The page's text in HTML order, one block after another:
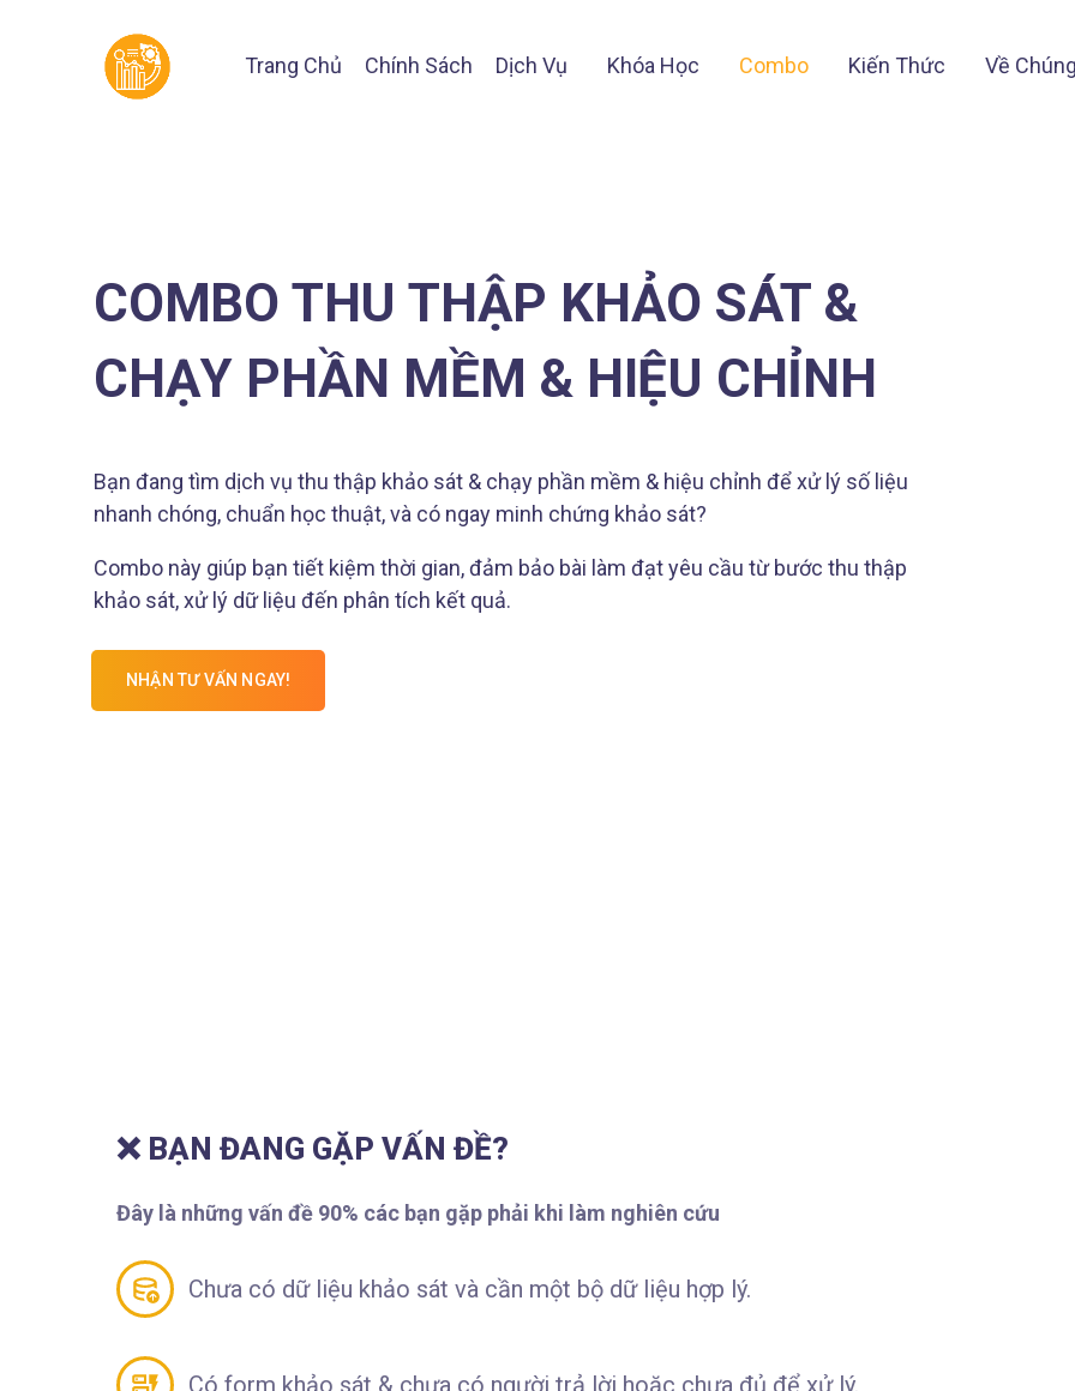
Trang Chủ Chính Sách Dịch Vụ Khóa Học Combo Kiến Thức Về
COMBO THU THẬP KHẢO SÁT &
CHẠY PHẦN MỀM & HIỆU CHỈNH
Bạn đang tìm dịch vụ thu thập khảo sát & chạy phần mềm & hiệu chỉnh để xử lý số liệu
nhanh chóng, chuẩn học thuật, và có ngay minh chứng khảo sát?
Combo này giúp bạn tiết kiệm thời gian, đảm bảo bài làm đạt yêu cầu từ bước thu thập
khảo sát, xử lý dữ liệu đến phân tích kết quả.
NHẬN TƯ VẤN NGAY!
❌ BẠN ĐANG GẶP VẤN ĐỀ?
Đây là những vấn đề 90% các bạn gặp phải khi làm nghiên cứu
Chưa có dữ liệu khảo sát và cần một bộ dữ liệu hợp lý.
Có form khảo sát & chưa có người trả lời hoặc chưa đủ để xử lý.